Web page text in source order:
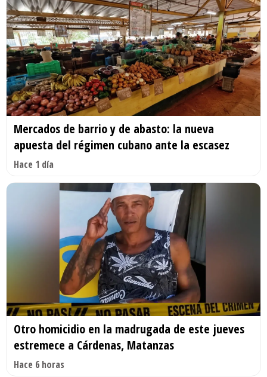
Mercados de barrio y de abasto: la nueva
apuesta del régimen cubano ante la escasez
Hace 1 día
Otro homicidio en la madrugada de este jueves
estremece a Cárdenas, Matanzas
Hace 6 horas